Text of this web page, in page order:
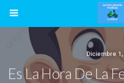
Diciembre
Es La Hora De La